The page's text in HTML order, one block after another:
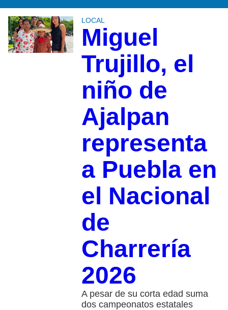
LOCAL
Miguel
Trujillo, el
niño de
Ajalpan
representa
a Puebla en
el Nacional
de
Charrería
2026
A pesar de su corta edad suma
dos campeonatos estatales